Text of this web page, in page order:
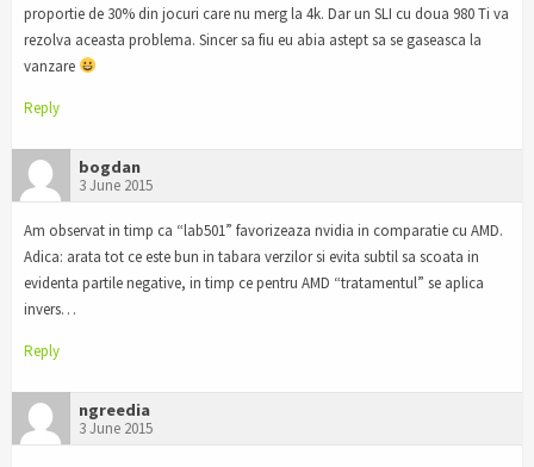
proportie de 30% din jocuri care nu merg la 4k. Dar un SLI cu doua 980 Ti va
rezolva aceasta problema. Sincer sa fiu eu abia astept sa se gaseasca la
vanzare
Reply
bogdan
3 June 2015
Am observat in timp ca “lab501” favorizeaza nvidia in comparatie cu AMD.
Adica: arata tot ce este bun in tabara verzilor si evita subtil sa scoata in
evidenta partile negative, in timp ce pentru AMD “tratamentul” se aplica
invers…
Reply
ngreedia
3 June 2015